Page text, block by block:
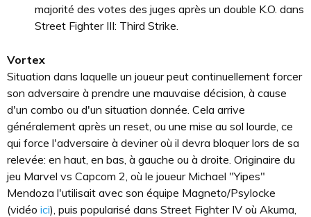
majorité des votes des juges après un double K.O. dans
Street Fighter III: Third Strike.
Vortex
Situation dans laquelle un joueur peut continuellement forcer
son adversaire à prendre une mauvaise décision, à cause
d'un combo ou d'un situation donnée. Cela arrive
généralement après un reset, ou une mise au sol lourde, ce
qui force l'adversaire à deviner où il devra bloquer lors de sa
relevée: en haut, en bas, à gauche ou à droite. Originaire du
jeu Marvel vs Capcom 2, où le joueur Michael "Yipes"
Mendoza l'utilisait avec son équipe Magneto/Psylocke
(vidéo ici), puis popularisé dans Street Fighter IV où Akuma,